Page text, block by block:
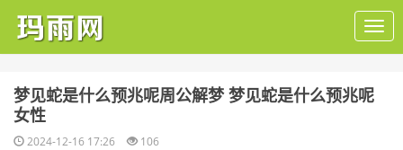
​梦见蛇是什么预兆呢周公解梦 梦见蛇是什么预兆呢
女性
2024-12-16 17:26 106